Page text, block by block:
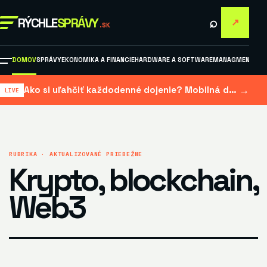
RÝCHLESPRÁVY .SK ⌕ ↗
DOMOVSPRÁVYEKONOMIKA A FINANCIEHARDWARE A SOFTWAREMANAGMENT A
Ako si uľahčiť každodenné dojenie? Mobilná dojačka šetrí čas aj námahu →
RUBRIKA · AKTUALIZOVANÉ PRIEBEŽNE
Krypto, blockchain,
Web3